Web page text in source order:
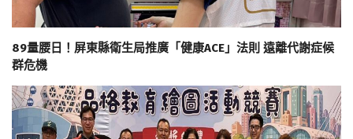
89量腰日！屏東縣衛生局推廣「健康ACE」法則 遠離代謝症候
群危機